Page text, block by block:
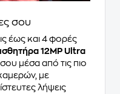
σου
έως και 4 φορές
12MP Ultra
μέσα από τις πιο
με
λήψεις